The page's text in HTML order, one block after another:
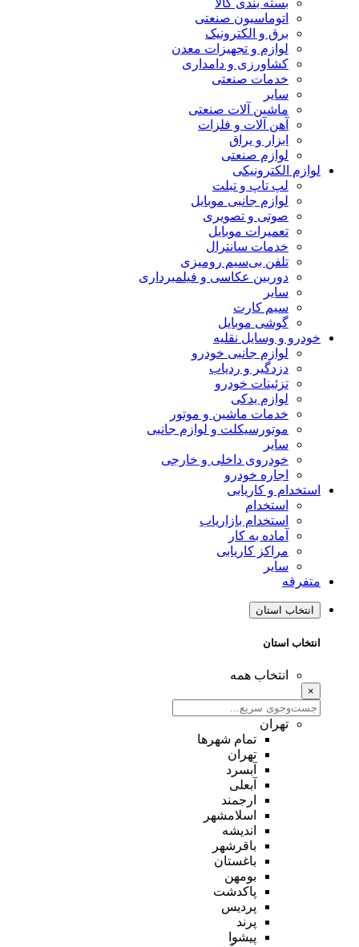
بسته بندی کالا
اتوماسیون صنعتی
برق و الکترونیک
لوازم و تجهیزات معدن
کشاورزی و دامداری
خدمات صنعتی
سایر
ماشین آلات صنعتی
آهن آلات و فلزات
ابزار و یراق
لوازم صنعتی
لوازم الکترونیکی
لپ تاپ و تبلت
لوازم جانبی موبایل
صوتی و تصویری
تعمیرات موبایل
خدمات سانترال
تلفن بی‌سیم رومیزی
دوربین عکاسی و فیلمبرداری
سایر
سیم کارت
گوشی موبایل
خودرو و وسایل نقلیه
لوازم جانبی خودرو
دزدگیر و ردیاب
تزئینات خودرو
لوازم یدکی
خدمات ماشین و موتور
موتورسیکلت و لوازم جانبی
سایر
خودروی داخلی و خارجی
اجاره خودرو
استخدام و کاریابی
استخدام
استخدام بازاریاب
آماده به کار
مراکز کاریابی
سایر
متفرقه
انتخاب استان
انتخاب استان
انتخاب همه
×
تهران
تمام شهر‌ها
تهران
آبسرد
آبعلی
ارجمند
اسلامشهر
اندیشه
باقرشهر
باغستان
بومهن
پاکدشت
پردیس
پرند
پیشوا